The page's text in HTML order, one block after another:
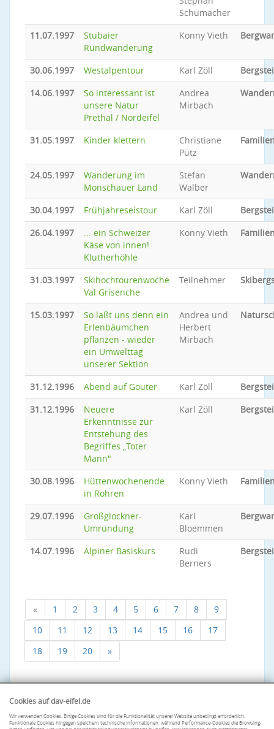
Schumacher
11.07.1997
Stubaier
Rundwanderung
Konny Vieth
30.06.1997 Westalpentour Karl Zöll
14.06.1997
So interessant ist
unsere Natur
Prethal / Nordeifel
Andrea
Mirbach
31.05.1997 Kinder klettern
Christiane
Pütz
24.05.1997
Wanderung im
Monschauer Land
Stefan
Walber
30.04.1997 Frühjahreseistour Karl Zöll
26.04.1997
... ein Schweizer
Käse von innen!
Klutherhöhle
Konny Vieth
31.03.1997
Skihochtourenwoche
Val Grisenche
Teilnehmer
15.03.1997
So laßt uns denn ein
Erlenbäumchen
pflanzen - wieder
ein Umwelttag
unserer Sektion
Andrea und
Herbert
Mirbach
31.12.1996 Abend auf Gouter Karl Zöll
31.12.1996
Neuere
Erkenntnisse zur
Entstehung des
Begriffes „Toter
Mann"
Karl Zöll
30.08.1996
Hüttenwochenende
in Rohren
Konny Vieth
29.07.1996
Großglockner-
Umrundung
Karl
Bloemmen
14.07.1996 Alpiner Basiskurs
Rudi
Berners
« 1 2 3 4 5 6 7 8
9
10
11 12 13 14 15 16
17
18
19 20 »
Cookies auf dav-eifel.de
Wir verwenden Cookies. Einige Cookies sind für die Funktionalität unserer Website unbedingt erforderlich.
Funktionale Cookies hingegen speichern technische Informationen, während Performance-Cookies die Browsing-